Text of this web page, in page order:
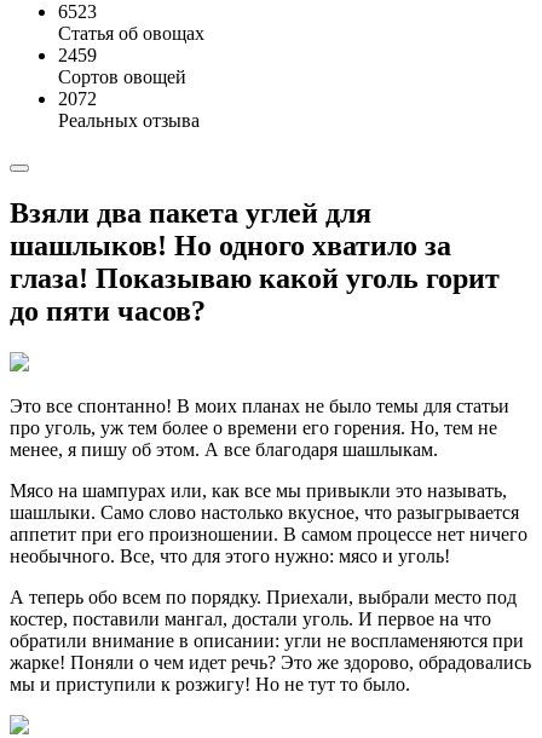
6523
Статья об овощах
2459
Сортов овощей
2072
Реальных отзыва
Взяли два пакета углей для
шашлыков! Но одного хватило за
глаза! Показываю какой уголь горит
до пяти часов?
Это все спонтанно! В моих планах не было темы для статьи
про уголь, уж тем более о времени его горения. Но, тем не
менее, я пишу об этом. А все благодаря шашлыкам.
Мясо на шампурах или, как все мы привыкли это называть,
шашлыки. Само слово настолько вкусное, что разыгрывается
аппетит при его произношении. В самом процессе нет ничего
необычного. Все, что для этого нужно: мясо и уголь!
А теперь обо всем по порядку. Приехали, выбрали место под
костер, поставили мангал, достали уголь. И первое на что
обратили внимание в описании: угли не воспламеняются при
жарке! Поняли о чем идет речь? Это же здорово, обрадовались
мы и приступили к розжигу! Но не тут то было.